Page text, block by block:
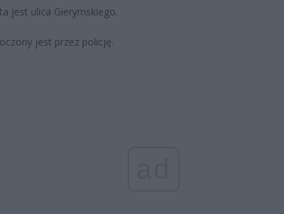
jest ulica Gierymskiego.
jest przez policję.